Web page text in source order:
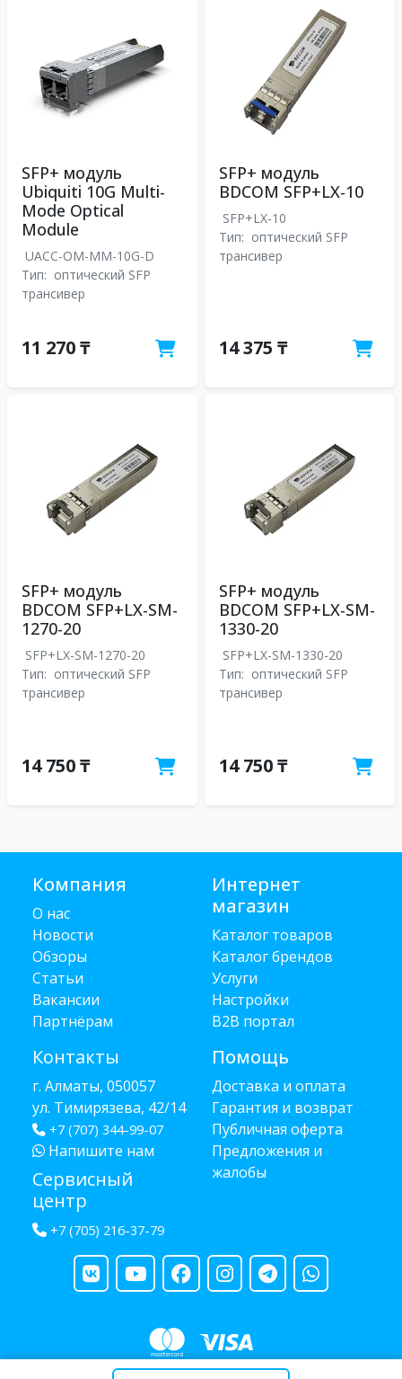
SFP+ модуль
Ubiquiti 10G Multi-
Mode Optical
Module
UACC-OM-MM-10G-D
Тип: оптический SFP
трансивер
11 270 ₸
SFP+ модуль
BDCOM SFP+LX-10
SFP+LX-10
Тип: оптический SFP
трансивер
14 375 ₸
SFP+ модуль
BDCOM SFP+LX-SM-
1270-20
SFP+LX-SM-1270-20
Тип: оптический SFP
трансивер
14 750 ₸
SFP+ модуль
BDCOM SFP+LX-SM-
1330-20
SFP+LX-SM-1330-20
Тип: оптический SFP
трансивер
14 750 ₸
Компания
О нас
Новости
Обзоры
Статьи
Вакансии
Партнёрам
Контакты
г. Алматы, 050057
ул. Тимирязева, 42/14
+7 (707) 344-99-07
Напишите нам
Сервисный
центр
+7 (705) 216-37-79
Интернет
магазин
Каталог товаров
Каталог брендов
Услуги
Настройки
B2B портал
Помощь
Доставка и оплата
Гарантия и возврат
Публичная оферта
Предложения и
жалобы